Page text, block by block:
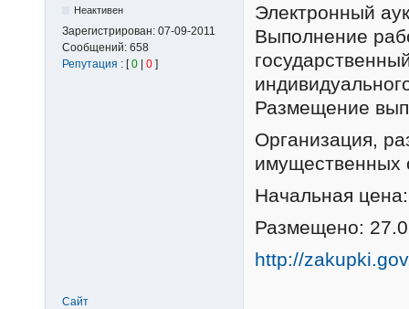
Неактивен
Зарегистрирован: 07-09-2011
Сообщений: 658
Репутация : [0 0 ]
Электронный
Выполнение
Размещение
Организация,
имущественных
Начальная
Размещено:
http://
Сайт